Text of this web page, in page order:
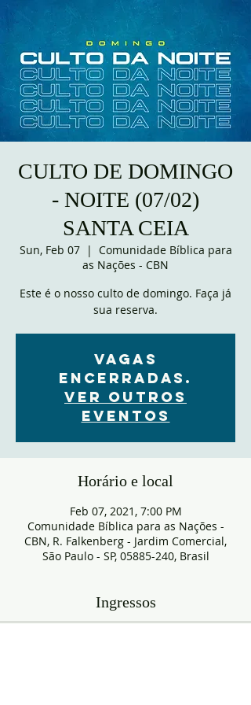
CULTO DE DOMINGO
- NOITE (07/02)
SANTA CEIA
Sun, Feb 07
  |
Comunidade Bíblica para
as Nações - CBN
Este é o nosso culto de domingo. Faça já
sua reserva.
VAGAS
ENCERRADAS.
Ver outros
eventos
Horário e local
Feb 07, 2021, 7:00 PM
Comunidade Bíblica para as Nações -
CBN, R. Falkenberg - Jardim Comercial,
São Paulo - SP, 05885-240, Brasil
Ingressos